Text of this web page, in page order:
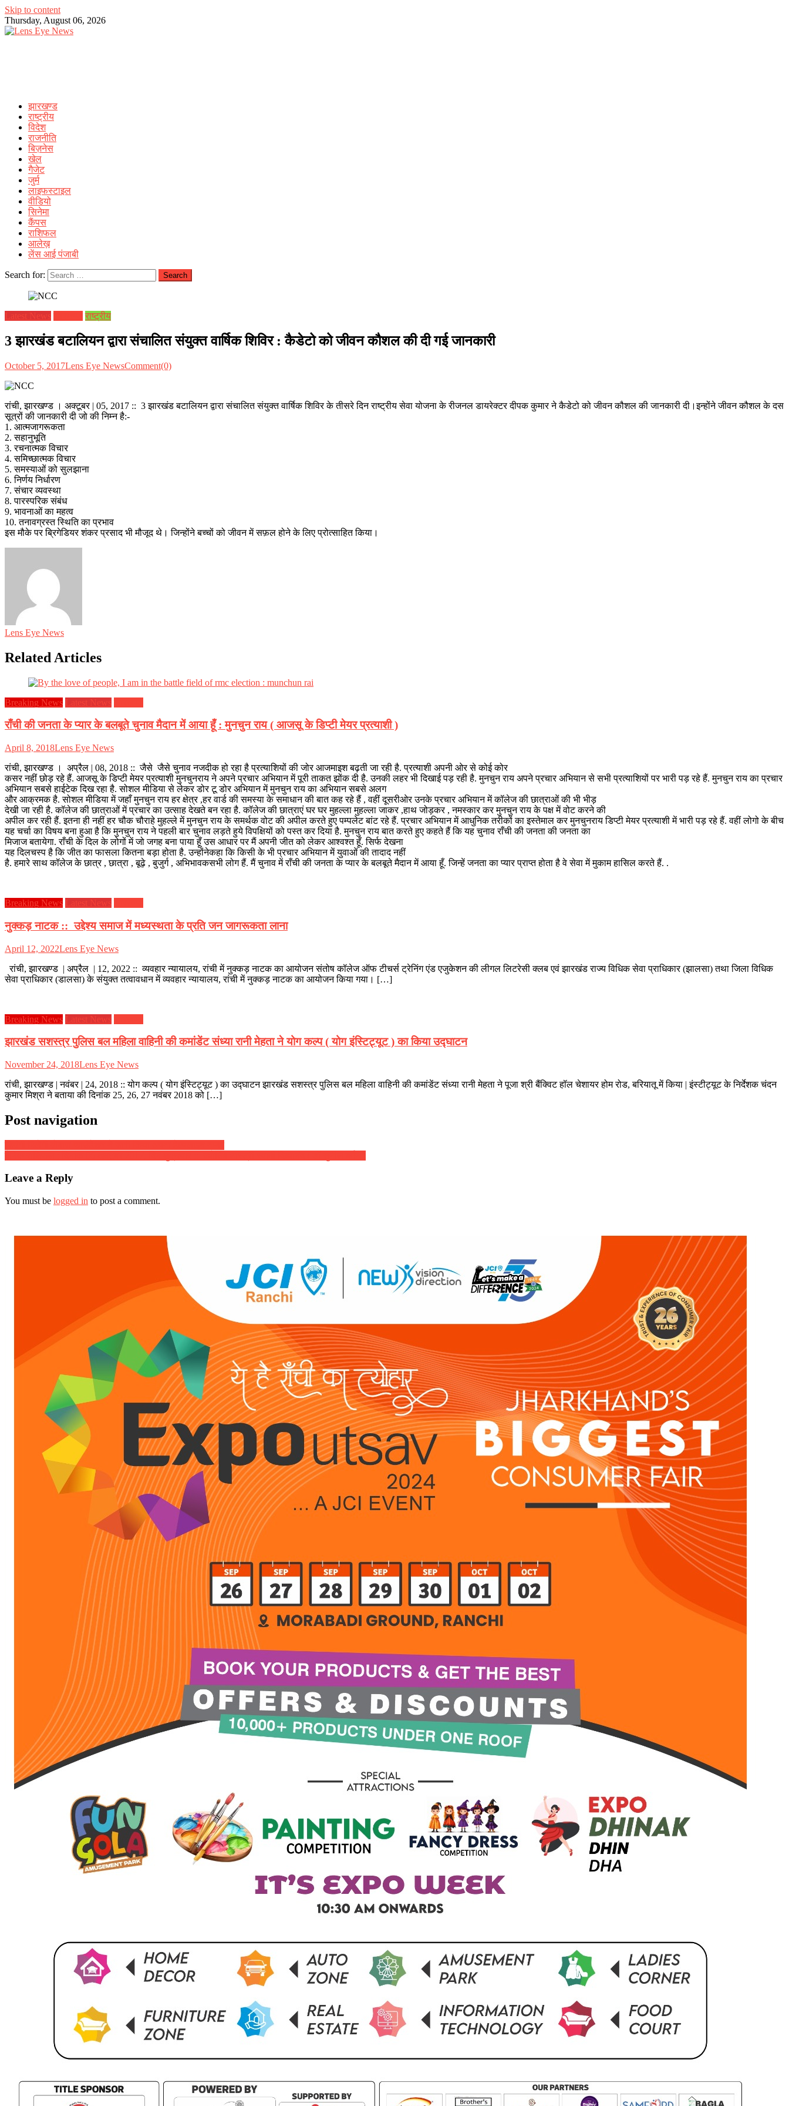
Skip to content
Thursday, August 06, 2026
झारखण्ड
राष्ट्रीय
विदेश
राजनीति
बिज़नेस
खेल
गैजेट
जुर्म
लाइफस्टाइल
वीडियो
सिनेमा
कैंपस
राशिफल
आलेख़
लेंस आई पंजाबी
Search for:
Latest News राष्ट्रीय
3 झारखंड बटालियन द्वारा संचालित संयुक्त वार्षिक शिविर : कैडेटो को जीवन कौशल की दी गई जानकारी
October 5, 2017Lens Eye NewsComment(0)
रांची, झारखण्ड । अक्टूबर | 05, 2017 :: 3 झारखंड बटालियन द्वारा संचालित संयुक्त वार्षिक शिविर के तीसरे दिन राष्ट्रीय सेवा योजना के रीजनल डायरेक्टर दीपक कुमार ने कैडेटो को जीवन कौशल की जानकारी दी।इन्होंने जीवन कौशल के दस
सूत्रों की जानकारी दी जो की निम्न है:-
1. आत्मजागरूकता
2. ‎सहानुभूति
3. ‎रचनात्मक विचार
4. ‎समिच्छात्मक विचार
5. ‎समस्याओं को सुलझाना
6. ‎निर्णय निर्धारण
7. ‎संचार व्यवस्था
8. ‎पारस्परिक संबंध
9. ‎भावनाओं का महत्व
10. ‎तनावग्रस्त स्थिति का प्रभाव
इस मौके पर ब्रिगेडियर शंकर प्रसाद भी मौजूद थे। जिन्होंने बच्चों को जीवन में सफ़ल होने के लिए प्रोत्साहित किया।
Lens Eye News
Related Articles
Breaking News Latest News
राँची की जनता के प्यार के बलबूते चुनाव मैदान में आया हूँ : मुनचुन राय ( आजसू के डिप्टी मेयर प्रत्याशी )
April 8, 2018Lens Eye News
रांची, झारखण्ड । अप्रैल | 08, 2018 :: जैसे जैसे चुनाव नजदीक हो रहा है प्रत्याशियों की जोर आजमाइश बढ़ती जा रही है. प्रत्याशी अपनी ओर से कोई कोर
कसर नहीं छोड़ रहे हैं. आजसू के डिप्टी मेयर प्रत्याशी मुनचुनराय ने अपने प्रचार अभियान में पूरी ताकत झोंक दी है. उनकी लहर भी दिखाई पड़ रही है. मुनचुन राय अपने प्रचार अभियान से सभी प्रत्याशियों पर भारी पड़ रहे हैं. मुनचुन राय का प्रचार
अभियान सबसे हाईटेक दिख रहा है. सोशल मीडिया से लेकर डोर टू डोर अभियान में मुनचुन राय का अभियान सबसे अलग
और आक्रमक है. सोशल मीडिया में जहाँ मुनचुन राय हर क्षेत्र ,हर वार्ड की समस्या के समाधान की बात कह रहे हैं , वहीं दूसरीओर उनके प्रचार अभियान में कॉलेज की छात्राओं की भी भीड़
देखी जा रही है. कॉलेज की छात्राओं में प्रचार का उत्साह देखते बन रहा है. कॉलेज की छात्राएं घर घर मुहल्ला मुहल्ला जाकर ,हाथ जोड़कर , नमस्कार कर मुनचुन राय के पक्ष में वोट करने की
अपील कर रही हैं. इतना ही नहीं हर चौक चौराहे मुहल्ले में मुनचुन राय के समर्थक वोट की अपील करते हुए पम्पलेट बांट रहे हैं. प्रचार अभियान में आधुनिक तरीकों का इस्तेमाल कर मुनचुनराय डिप्टी मेयर प्रत्याशी में भारी पड़ रहे हैं. वहीं लोगो के बीच
यह चर्चा का विषय बना हुआ है कि मुनचुन राय ने पहली बार चुनाव लड़ते हुये विपक्षियों को पस्त कर दिया है. मुनचुन राय बात करते हुए कहते हैं कि यह चुनाव राँची की जनता की जनता का
मिजाज बतायेगा. राँची के दिल के लोगों में जो जगह बना पाया हूँ उस आधार पर मैं अपनी जीत को लेकर आश्वश्त हूँ. सिर्फ देखना
यह दिलचस्प है कि जीत का फासला कितना बड़ा होता है. उन्होंनेकहा कि किसी के भी प्रचार अभियान में युवाओं की तादाद नहीं
है. हमारे साथ कॉलेज के छात्र , छात्रा , बूढ़े , बुजुर्ग , अभिभावकसभी लोग हैं. मैं चुनाव में राँची की जनता के प्यार के बलबूते मैदान में आया हूँ. जिन्हें जनता का प्यार प्राप्त होता है वे सेवा में मुकाम हासिल करते हैं. .
Breaking News Latest News
नुक्कड़ नाटक :: उद्देश्य समाज में मध्यस्थता के प्रति जन जागरूकता लाना
April 12, 2022Lens Eye News
रांची, झारखण्ड | अप्रैल | 12, 2022 :: व्यवहार न्यायालय, रांची में नुक्कड़ नाटक का आयोजन संतोष कॉलेज ऑफ टीचर्स ट्रेनिंग एंड एजुकेशन की लीगल लिटरेसी क्लब एवं झारखंड राज्य विधिक सेवा प्राधिकार (झालसा) तथा जिला विधिक
सेवा प्राधिकार (डालसा) के संयुक्त तत्वावधान में व्यवहार न्यायालय, रांची में नुक्कड़ नाटक का आयोजन किया गया। […]
Breaking News Latest News
झारखंड सशस्त्र पुलिस बल महिला वाहिनी की कमांडेंट संध्या रानी मेहता ने योग कल्प ( योग इंस्टिट्यूट ) का किया उद्घाटन
November 24, 2018Lens Eye News
रांची, झारखण्ड | नवंबर | 24, 2018 :: योग कल्प ( योग इंस्टिट्यूट ) का उद्घाटन झारखंड सशस्त्र पुलिस बल महिला वाहिनी की कमांडेंट संध्या रानी मेहता ने पूजा श्री बैंक्विट हॉल चेशायर होम रोड, बरियातू में किया | इंस्टीट्यूट के निर्देशक चंदन
कुमार मिश्रा ने बताया की दिनांक 25, 26, 27 नवंबर 2018 को […]
Post navigation
Leave a Reply
You must be logged in to post a comment.